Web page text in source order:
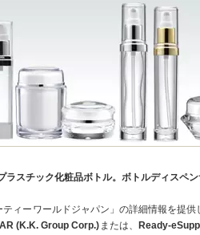
ラスチック化粧品ボトル。ボトルディスペ
ィーワールドジャパン」の詳細情報を提
(K.K. Group Corp.) または、
Ready-